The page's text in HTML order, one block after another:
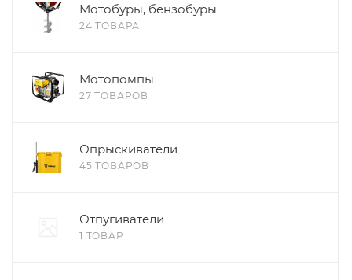
Мотобуры, бензобуры
24 ТОВАРА
Мотопомпы
27 ТОВАРОВ
Опрыскиватели
45 ТОВАРОВ
Отпугиватели
1 ТОВАР